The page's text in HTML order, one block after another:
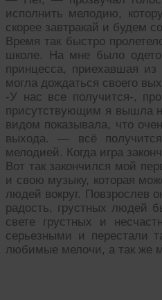
исполнить мелодию,
скорее завтракай и будем
Время так быстро
школе. На мне было
принцесса, приехавшая
могла дождаться своего
-У нас все получится-,
присутствующим я вышла
видом показывала, что
выхода. — всё
мелодией. Когда игра
Вот так закончился мой
и свою музыку, которая
людей вокруг. Повзрослев
радость, грустных людей
свете грустных и
серьезными и перестали
любимые мелочи, а так же